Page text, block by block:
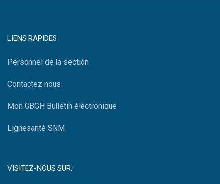
LIENS RAPIDES
Personnel de la section
Contactez nous
Mon GBGH Bulletin électronique
Lignesanté SNM
VISITEZ-NOUS SUR: